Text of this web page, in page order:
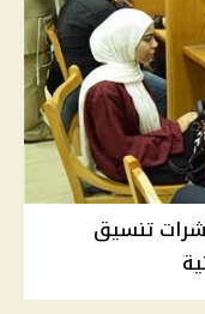
مؤشرات تنسيق